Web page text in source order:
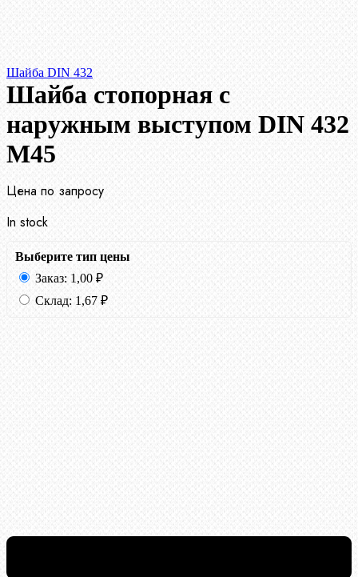
Шайба DIN 432
Шайба стопорная с
наружным выступом DIN 432
М45
Цена по запросу
In stock
Выберите тип цены
Заказ: 1,00 ₽
Склад: 1,67 ₽